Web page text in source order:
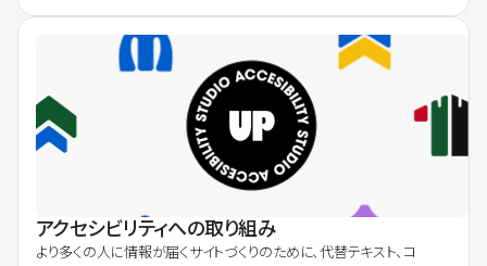
アクセシビリティへの取り組み
より多くの人に情報が届くサイトづくりのために、代替テキスト、コ